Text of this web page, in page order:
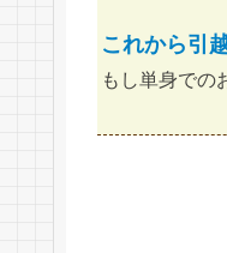
これから引
もし単身での